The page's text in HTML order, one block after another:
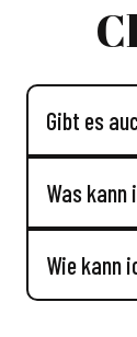
Gibt es
Was kann
Wie kann